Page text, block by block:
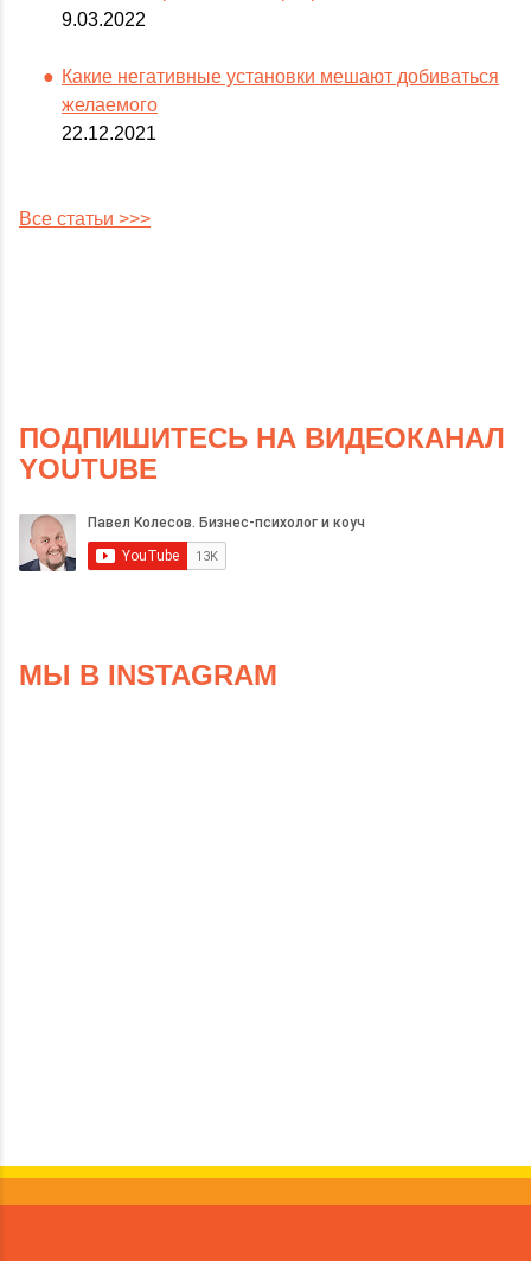
9.03.2022
Какие негативные установки мешают добиваться
желаемого
22.12.2021
Все статьи >>>
ПОДПИШИТЕСЬ НА ВИДЕОКАНАЛ
YOUTUBE
МЫ В INSTAGRAM